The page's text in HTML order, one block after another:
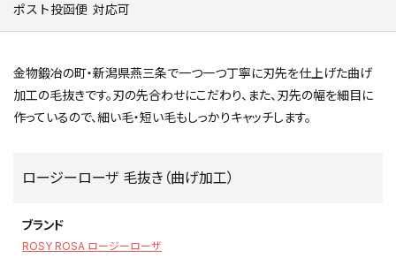
ポスト投函便 対応可
金物鍛冶の町・新潟県燕三条で一つ一つ丁寧に刃先を仕上げた曲げ
加工の毛抜きです。刃の先合わせにこだわり、また、刃先の幅を細目に
作っているので、細い毛・短い毛もしっかりキャッチします。
ロージーローザ 毛抜き（曲げ加工）
ブランド
ROSY ROSA ロージーローザ